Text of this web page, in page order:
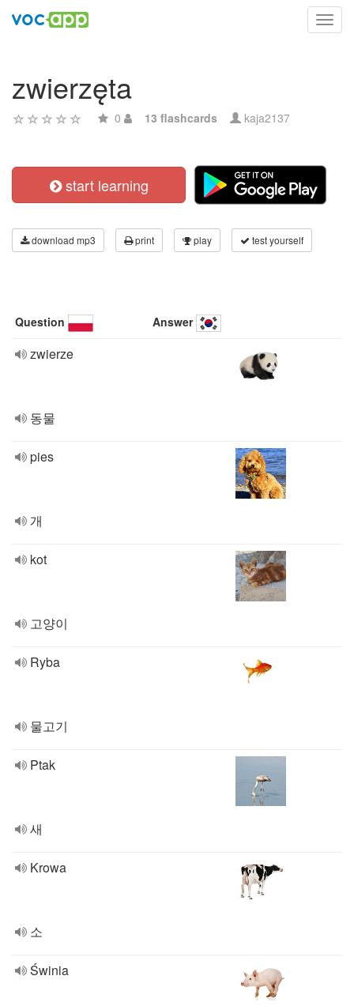
zwierzęta
0 13 flashcards kaja2137
start learning
download mp3 print play test yourself
Question Answer
zwierze
동물
pies
개
kot
고양이
Ryba
물고기
Ptak
새
Krowa
소
Świnia